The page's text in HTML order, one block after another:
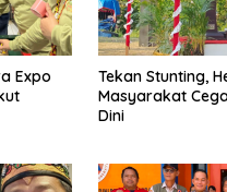
Expo
Tekan Stunting,
Masyarakat
Dini